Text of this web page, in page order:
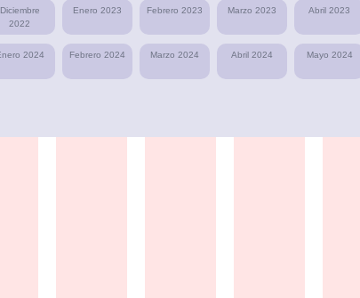
Diciembre
2022
Enero 2023 Febrero 2023 Marzo 2023 Abril 2023
2024 Febrero 2024 Marzo 2024 Abril 2024 Mayo 2024